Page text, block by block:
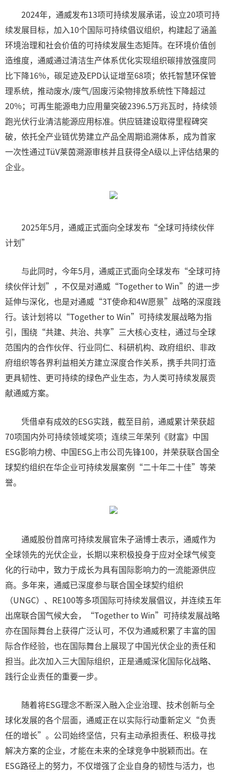
2024年，通威发布13项可持续发展承诺，设立20项可持
续发展目标，加入10个国际可持续倡议组织，构建起了涵盖
环境治理和社会价值的可持续发展生态矩阵。在环境价值创
造维度，通威通过清洁生产体系优化实现组织碳排放强度同
比下降16%，碳足迹及EPD认证增至68项；依托智慧环保管
理系统，推动废水/废气/固废污染物排放系统性下降超过
20%；可再生能源电力应用量突破2396.5万兆瓦时，持续领
跑光伏行业清洁能源应用标准。供应链建设取得里程碑突
破，依托全产业链优势建立产品全周期追溯体系，成为首家
一次性通过TüV莱茵溯源审核并且获得全A级以上评估结果的
企业。
2025年5月，通威正式面向全球发布“全球可持续伙伴
计划”
与此同时，今年5月，通威正式面向全球发布“全球可持
续伙伴计划”，不仅是对通威“Together to Win”的进一步
延伸与深化，也是对通威“3T使命和4W愿景”战略的深度践
行。该计划将以“Together to Win”可持续发展战略为指
引，围绕“共建、共治、共享”三大核心支柱，通过与全球
范围内的合作伙伴、行业同仁、科研机构、政府组织、非政
府组织等各界利益相关方建立深度合作关系，携手共同打造
更具韧性、更可持续的绿色产业生态，为人类可持续发展贡
献通威方案。
凭借卓有成效的ESG实践，截至目前，通威累计荣获超
70项国内外可持续领域奖项；连续三年荣列《财富》中国
ESG影响力榜、中国ESG上市公司先锋100，并荣获联合国全
球契约组织在华企业可持续发展案例“二十年二十佳”等荣
誉。
通威股份首席可持续发展官朱子涵博士表示，通威作为
全球领先的光伏企业，长期以来积极投身于应对全球气候变
化的行动中，致力于成长为具有国际影响力的一流能源供应
商。多年来，通威已深度参与联合国全球契约组织
（UNGC）、RE100等多项国际可持续发展倡议，并连续五年
出席联合国气候大会，“Together to Win”可持续发展战略
亦在国际舞台上获得广泛认可，不仅为通威积累了丰富的国
际合作经验，也在国际舞台上展现了中国光伏企业的责任和
担当。此次加入三大国际组织，正是通威深化国际化战略、
践行企业责任的重要一步。
随着将ESG理念不断深入融入企业治理、技术创新与全
球化发展的各个层面，通威正在以实际行动重新定义“负责
任的增长”。公司始终坚信，只有主动承担责任、积极寻找
解决方案的企业，才能在未来的全球竞争中脱颖而出。在
ESG路径上的努力，不仅增强了企业自身的韧性与活力，也